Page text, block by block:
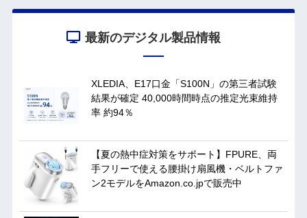
最新のデジタル製品情報
XLEDIA、E17口金「S100N」の第三者試験
結果が確定 40,000時間時点の推定光束維持
率 約94％
【夏の熱中症対策をサポート】FPURE、両
手フリーで使える腰掛け扇風機・ベルトファ
ン2モデルをAmazon.co.jpで販売中